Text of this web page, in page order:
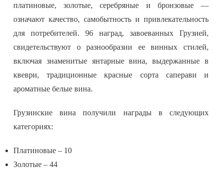
платиновые, золотые, серебряные и бронзовые —
означают качество, самобытность и привлекательность
для потребителей. 96 наград, завоеванных Грузией,
свидетельствуют о разнообразии ее винных стилей,
включая знаменитые янтарные вина, выдержанные в
квеври, традиционные красные сорта саперави и
ароматные белые вина.
Грузинские вина получили награды в следующих
категориях:
Платиновые – 10
Золотые – 44